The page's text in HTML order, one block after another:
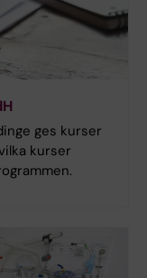
ges kurser
kurser